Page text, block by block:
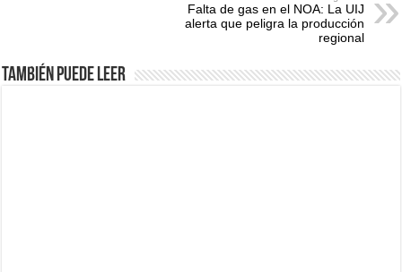
Falta de gas en el NOA: La UIJ
alerta que peligra la producción
regional
También puede leer